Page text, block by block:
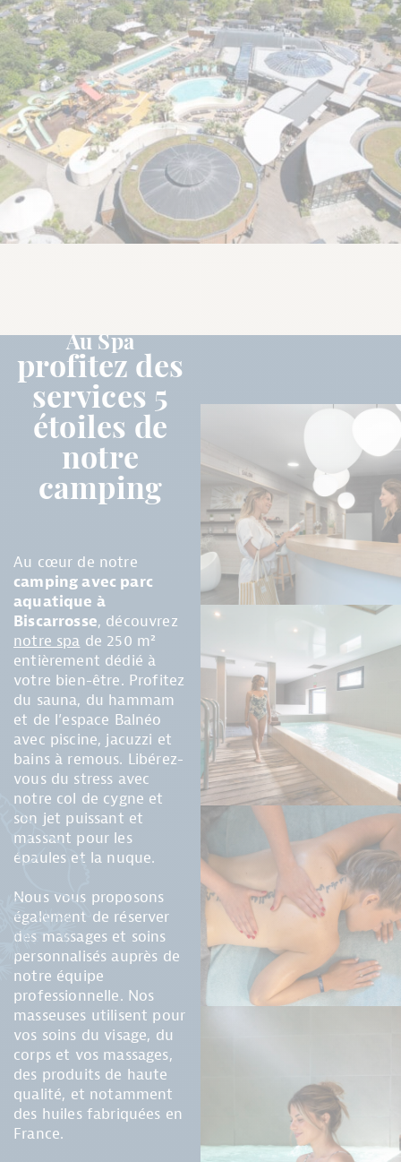
Au Spa
profitez des
services 5
étoiles de
notre
camping
Au cœur de notre
camping avec parc
aquatique à
Biscarrosse, découvrez
notre spa de 250 m²
entièrement dédié à
votre bien-être. Profitez
du sauna, du hammam
et de l’espace Balnéo
avec piscine, jacuzzi et
bains à remous. Libérez-
vous du stress avec
notre col de cygne et
son jet puissant et
massant pour les
épaules et la nuque.
Nous vous proposons
également de réserver
des massages et soins
personnalisés auprès de
notre équipe
professionnelle. Nos
masseuses utilisent pour
vos soins du visage, du
corps et vos massages,
des produits de haute
qualité, et notamment
des huiles fabriquées en
France.